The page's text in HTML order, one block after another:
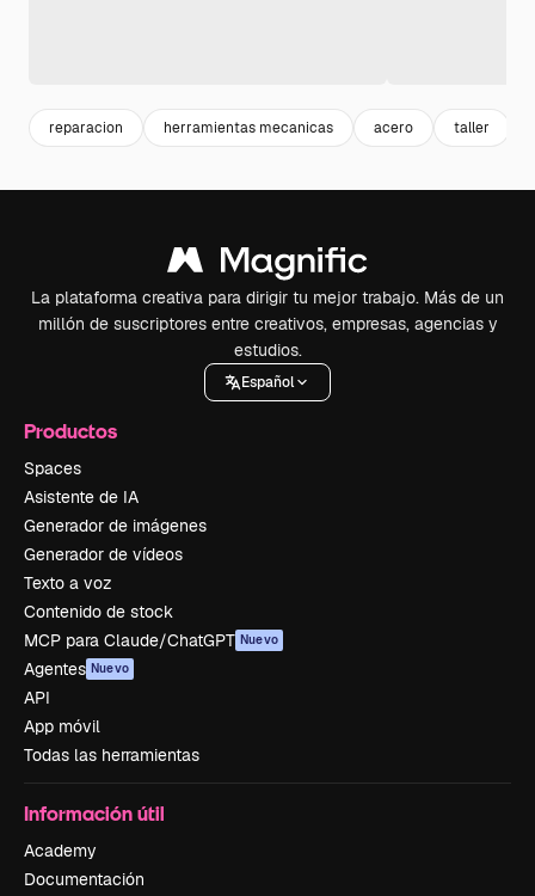
reparacion herramientas mecanicas acero taller
La plataforma creativa para dirigir tu mejor trabajo. Más de un
millón de suscriptores entre creativos, empresas, agencias y
estudios.
Español
Productos
Spaces
Asistente de IA
Generador de imágenes
Generador de vídeos
Texto a voz
Contenido de stock
MCP para Claude/ChatGPT Nuevo
Agentes Nuevo
API
App móvil
Todas las herramientas
Información útil
Academy
Documentación